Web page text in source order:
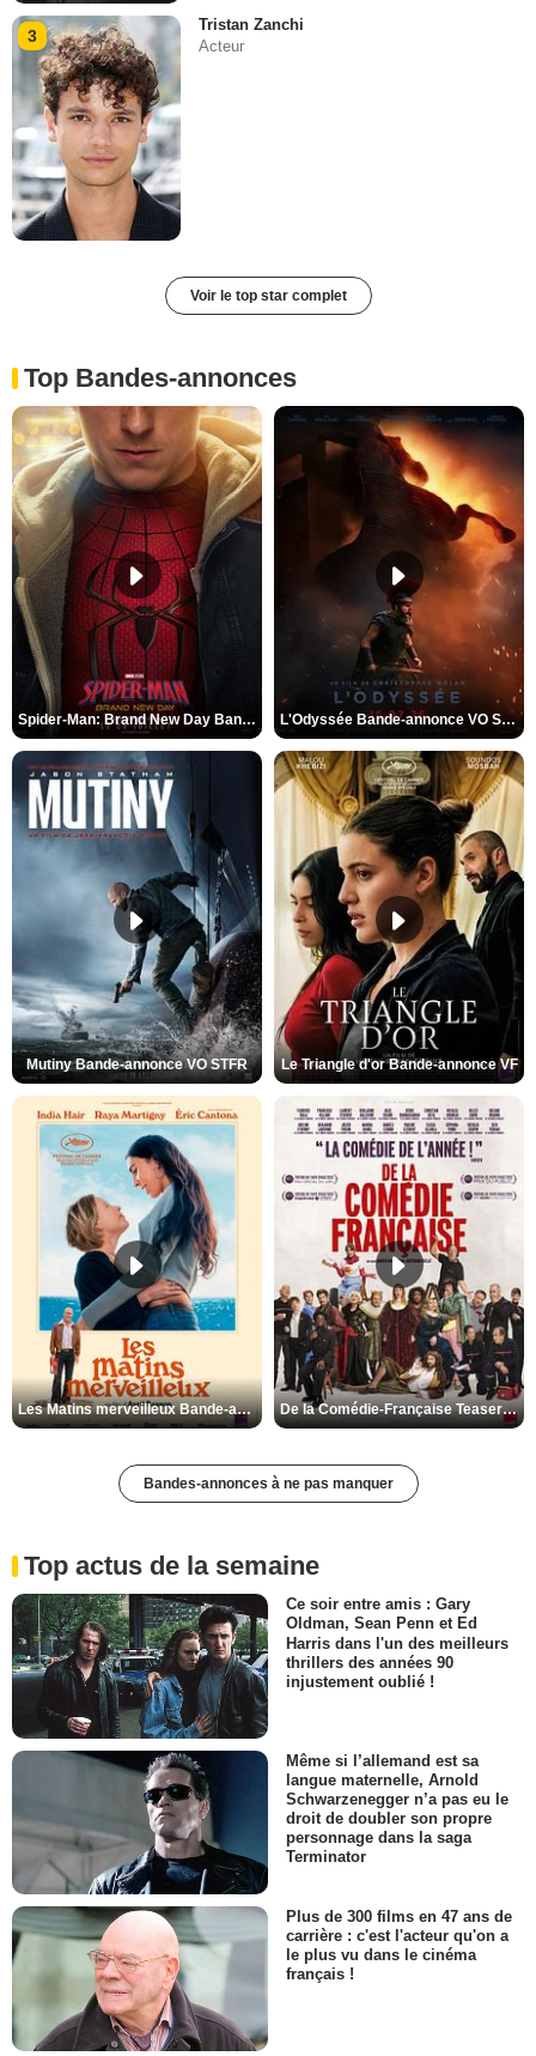
3
Tristan Zanchi
Acteur
Voir le top star complet
Top Bandes-annonces
Spider-Man: Brand New Day Bande-annonce VO STFR L'Odyssée Bande-annonce VO STFR
Mutiny Bande-annonce VO STFR Le Triangle d'or Bande-annonce VF
Les Matins merveilleux Bande-annonce VF De la Comédie-Française Teaser VF
Bandes-annonces à ne pas manquer
Top actus de la semaine
Ce soir entre amis : Gary
Oldman, Sean Penn et Ed
Harris dans l'un des meilleurs
thrillers des années 90
injustement oublié !
Même si l’allemand est sa
langue maternelle, Arnold
Schwarzenegger n’a pas eu le
droit de doubler son propre
personnage dans la saga
Terminator
Plus de 300 films en 47 ans de
carrière : c'est l'acteur qu'on a
le plus vu dans le cinéma
français !